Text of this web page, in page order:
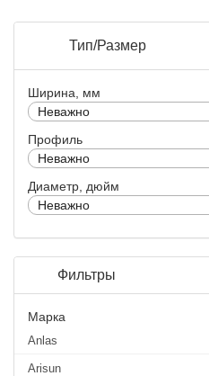
Тип/Размер
Ширина, мм
Неважно
Профиль
Неважно
Диаметр, дюйм
Неважно
Фильтры
Марка
Anlas
Arisun